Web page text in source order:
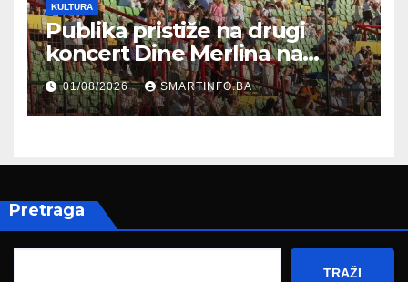
KULTURA
Publika pristiže na drugi
koncert Dine Merlina na
Koševu
01/08/2026 SMARTINFO.BA
Pretraga
TRAŽI